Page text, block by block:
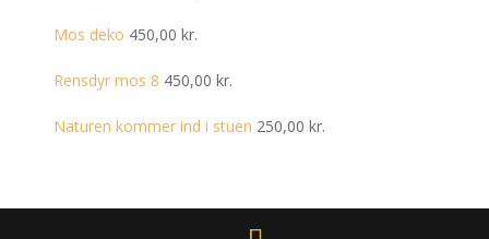
Mos deko 450,00 kr.
Rensdyr mos 8 450,00 kr.
Naturen kommer ind i stuen 250,00 kr.